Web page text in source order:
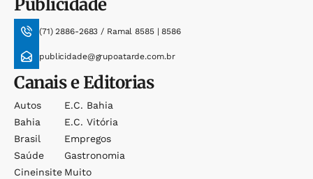
Publicidade
(71) 2886-2683 / Ramal 8585 | 8586
publicidade@grupoatarde.com.br
Canais e Editorias
Autos
Bahia
Brasil
Saúde
Cineinsite
E.c. Bahia
E.c. Vitória
Empregos
Gastronomia
Muito